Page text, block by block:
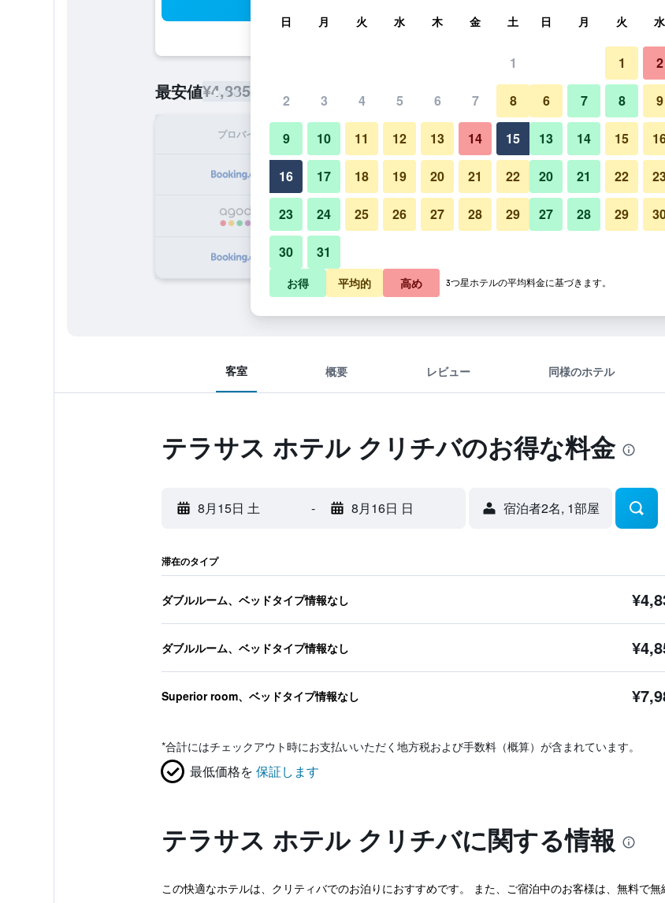
最安値¥4,835
プロバイダ 1泊あたり合計
¥4,835 プランを見る
¥4,857 プランを見る
客室 概要 レビュー 同様のホテル
テラサス ホテル クリチバのお得な料金
8月15日 土 - 8月16日 日 宿泊者2名, 1​部屋
滞在のタイプ
ダブルルーム、ベッドタイプ情報なし
ダブルルーム、ベッドタイプ情報なし
Superior room、ベッドタイプ情報なし
*合計にはチェックアウト時にお支払いいただく地方税および手数料（概算）が含まれています。
最低価格を 保証します
テラサス ホテル クリチバに関する情報
この快適なホテルは、クリティバでのお泊りにおすすめです。 また、ご宿泊中のお客様は、無料で
日 月 火 水 木 金 土
1
2 3 4 5 6 7 8
9 10 11 12 13 14 15
16 17 18 19 20 21 22
23 24 25 26 27 28 29
30 31
日 月 火 水
1 2
6 7 8 9
13 14 15
20 21 22
27 28 29
お得 平均的 高め 3つ星ホテルの平均料金に基づきます。